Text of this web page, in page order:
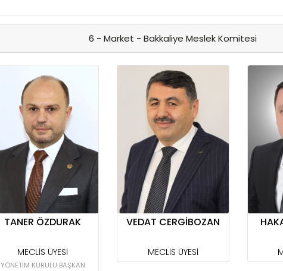
6 - Market - Bakkaliye Meslek Komitesi
TANER ÖZDURAK
MECLİS ÜYESİ
YÖNETİM KURULU BAŞKAN
VEDAT CERGİBOZAN
MECLİS ÜYESİ